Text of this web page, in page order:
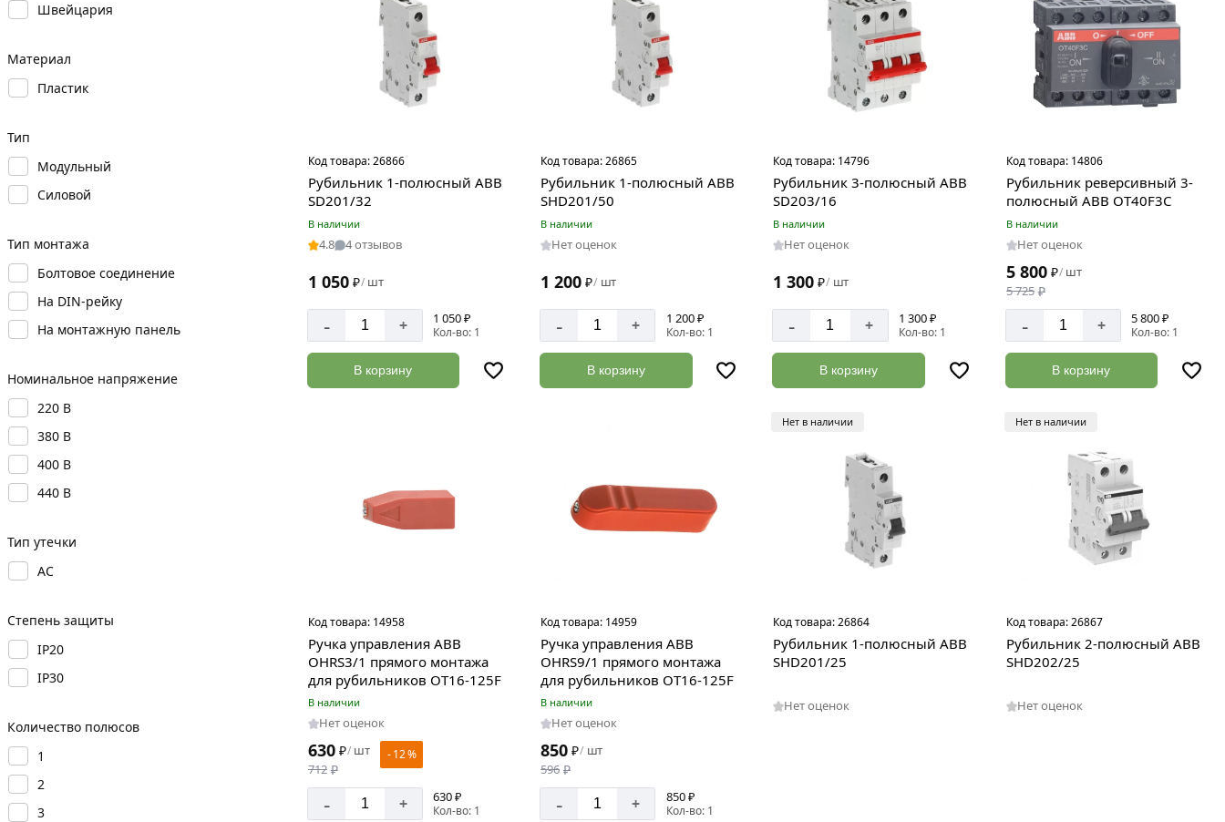
Швейцария
Материал
Пластик
Тип
Модульный
Силовой
Тип монтажа
Болтовое соединение
На DIN-рейку
На монтажную панель
Номинальное напряжение
220 В
380 В
400 В
440 В
Тип утечки
АС
Степень защиты
IP20
IP30
Количество полюсов
1
2
3
Код товара:26866
Рубильник 1-полюсный ABB
SD201/32
В наличии
4.8 4 отзывов
1 050 ₽/ шт
- + 1 050 ₽
Кол-во: 1
В корзину
Код товара:26865
Рубильник 1-полюсный ABB
SHD201/50
В наличии
Нет оценок
1 200 ₽/ шт
- + 1 200 ₽
Кол-во: 1
В корзину
Код товара: 14796
Рубильник 3-полюсный ABB
SD203/16
В наличии
Нет оценок
1 300 ₽/ шт
- + 1 300 ₽
Кол-во: 1
В корзину
Код товара: 14806
Рубильник реверсивный 3-
полюсный ABB OT40F3C
В наличии
Нет оценок
5 800 ₽/ шт
5 725 ₽
- + 5 800 ₽
Кол-во: 1
В корзину
Код товара: 14958
Ручка управления ABB
OHRS3/1 прямого монтажа
для рубильников OT16-125F
В наличии
Нет оценок
630 ₽/ шт
712 ₽
- 12 %
- + 630 ₽
Кол-во: 1
Код товара: 14959
Ручка управления ABB
OHRS9/1 прямого монтажа
для рубильников OT16-125F
В наличии
Нет оценок
850 ₽/ шт
596 ₽
- + 850 ₽
Кол-во: 1
Нет в наличии
Код товара:26864
Рубильник 1-полюсный ABB
SHD201/25
Нет оценок
Нет в наличии
Код товара:26867
Рубильник 2-полюсный ABB
SHD202/25
Нет оценок